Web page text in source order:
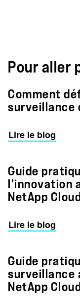
Pour aller
Comment
surveillance
Lire le blog
Guide
l'innovation
NetApp
Lire le blog
Guide
surveillance
NetApp